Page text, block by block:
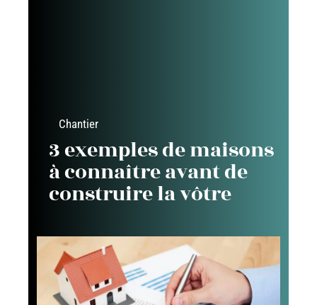
Chantier
3 exemples de maisons
à connaître avant de
construire la vôtre